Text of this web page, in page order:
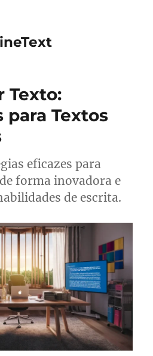
Texto:
para Textos
eficazes para
forma inovadora e
de escrita.